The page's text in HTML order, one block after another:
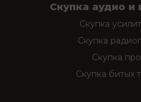
Скупка аудио и
Скупка
Скупка
Скупка
Скупка битых